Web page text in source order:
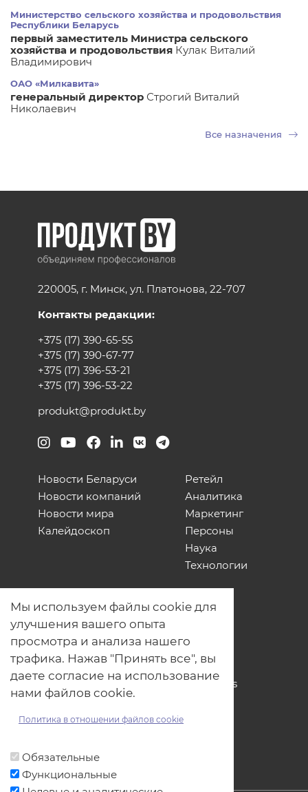
Министерство сельского хозяйства и продовольствия
Республики Беларусь
первый заместитель Министра сельского
хозяйства и продовольствия Кулак Виталий
Владимирович
ОАО «Милкавита»
генеральный директор Строгий Виталий
Николаевич
Все назначения
220005, г. Минск, ул. Платонова, 22-707
Контакты редакции:
+375 (17) 390-65-55
+375 (17) 390-67-77
+375 (17) 396-53-21
+375 (17) 396-53-22
produkt@produkt.by
Новости Беларуси
Новости компаний
Новости мира
Калейдоскоп
Ретейл
Аналитика
Маркетинг
Персоны
Наука
Технологии
О нас
Наши проекты
Связь с нами
Общая политика обработки
персональных данных
Политика обработки файлов Cookies
Политика обработки персональных
данных для мероприятий
Мы используем файлы cookie для
улучшения вашего опыта
просмотра и анализа нашего
трафика. Нажав "Принять все", вы
даете согласие на использование
нами файлов cookie.
Политика в отношении файлов cookie
Обязательные
Функциональные